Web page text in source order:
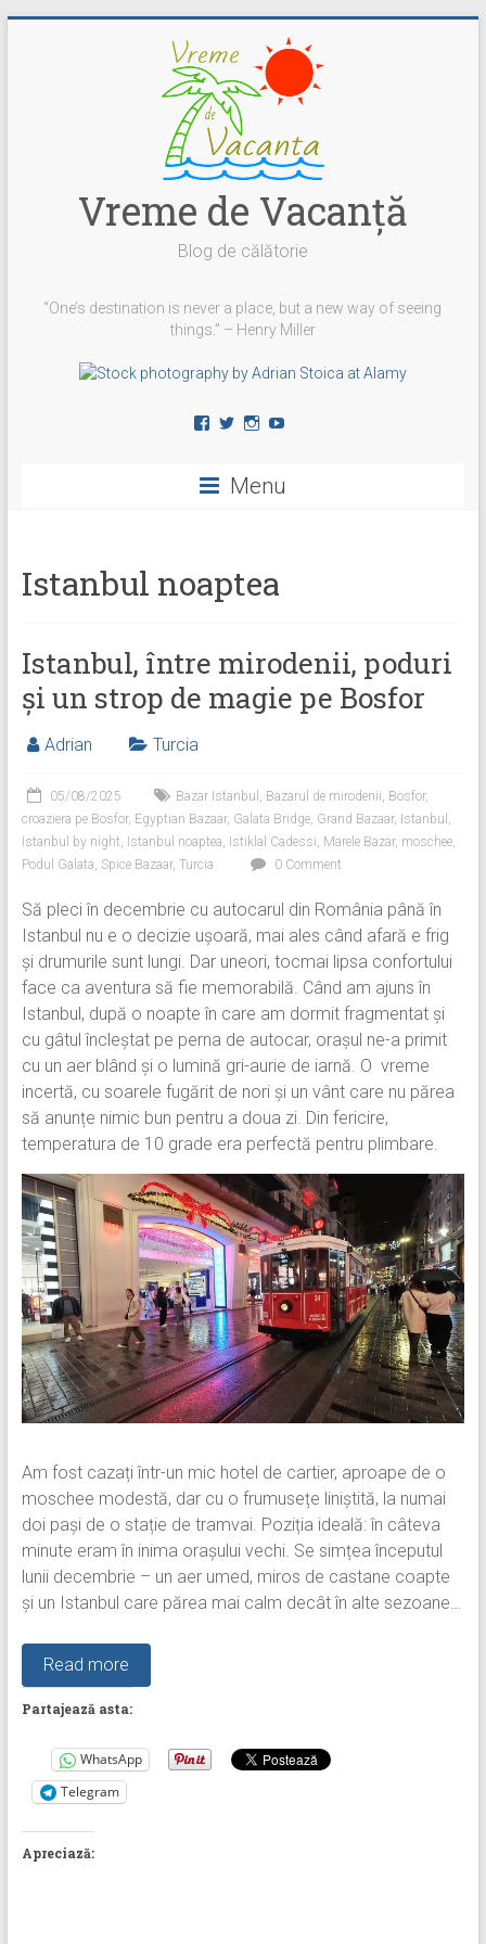
Vreme de Vacanţă
Blog de călătorie
“One’s destination is never a place, but a new way of seeing
things.” – Henry Miller
Vezi
pe
Facebook
Vezi
pe
Twitter
Vezi
Instagram
YouTube
Menu
Istanbul noaptea
Istanbul, între mirodenii, poduri
și un strop de magie pe Bosfor
Adrian Turcia
05/08/2025 Bazar Istanbul , Bazarul de mirodenii, Bosfor,
croaziera pe Bosfor, Egyptian Bazaar, Galata Bridge, Grand Bazaar, Istanbul ,
Istanbul by night, Istanbul noaptea, Istiklal Cadessi, Marele Bazar, moschee,
Podul Galata, Spice Bazaar, Turcia 0 Comment
Să pleci în decembrie cu autocarul din România până în
Istanbul nu e o decizie ușoară, mai ales când afară e frig
și drumurile sunt lungi. Dar uneori, tocmai lipsa confortului
face ca aventura să fie memorabilă. Când am ajuns în
Istanbul, după o noapte în care am dormit fragmentat și
cu gâtul încleștat pe perna de autocar, orașul ne-a primit
cu un aer blând și o lumină gri-aurie de iarnă. O vreme
incertă, cu soarele fugărit de nori și un vânt care nu părea
să anunțe nimic bun pentru a doua zi. Din fericire,
temperatura de 10 grade era perfectă pentru plimbare.
Am fost cazați într-un mic hotel de cartier, aproape de o
moschee modestă, dar cu o frumusețe liniștită, la numai
doi pași de o stație de tramvai. Poziția ideală: în câteva
minute eram în inima orașului vechi. Se simțea începutul
lunii decembrie – un aer umed, miros de castane coapte
și un Istanbul care părea mai calm decât în alte sezoane…
Read more
Partajează asta:
WhatsApp
Telegram
Apreciază: